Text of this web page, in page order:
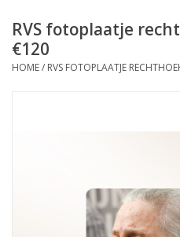
Herinneringsjuwelen
Zijden Bloemstukken
Kleine asdragers
RVS fotoplaatje
€120
HOME/ RVS FOTOPLAATJE